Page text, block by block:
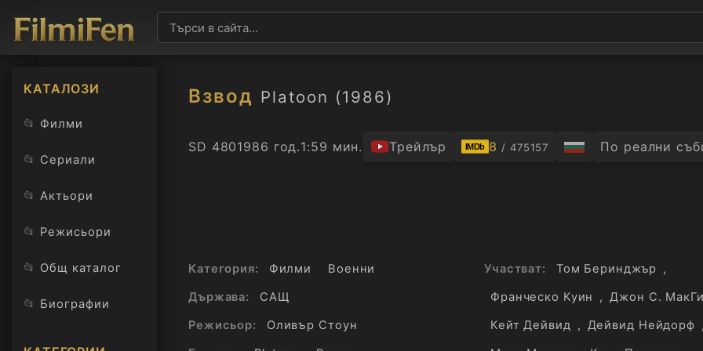
КАТАЛОЗИ
📂 Филми
📂 Сериали
📂 Актьори
📂 Режисьори
📂 Общ каталог
📂 Биографии
Взвод Platoon (1986)
SD 4801986 год.1:59 мин. Трейлър IMDb 8 / 475157 По реални
Категория: Филми
Военни
Държава:
САЩ
Режисьор:
Оливър Стоун
Участват: Том Беринджър
,
Франческо Куин
, Джон С.
Кейт Дейвид , Дейвид Нейдорф ,